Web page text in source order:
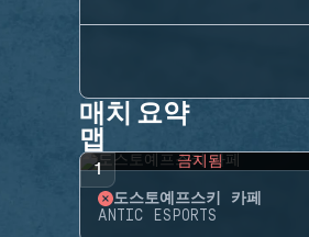
매치 요약
맵
1 금지됨
도스토예프스키 카페
ANTIC ESPORTS